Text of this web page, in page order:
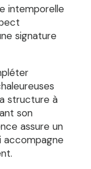
intemporelle
signature
structure à
son
assure un
accompagne